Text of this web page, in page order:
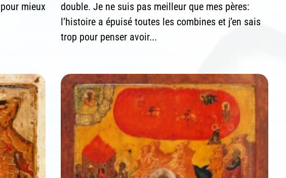
mieux
double. Je ne suis pas meilleur que mes pères:
l’histoire a épuisé toutes les combines et j’en sais
trop pour penser avoir...